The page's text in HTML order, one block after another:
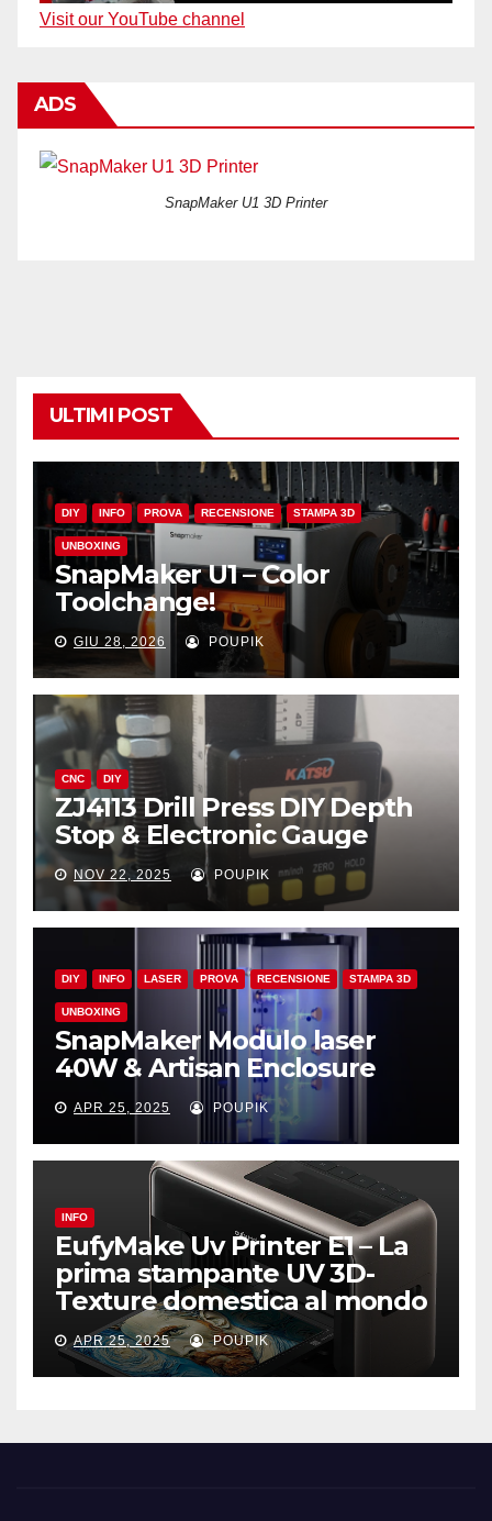
Visit our YouTube channel
ADS
SnapMaker U1 3D Printer
ULTIMI POST
DIY INFO PROVA RECENSIONE STAMPA 3D
UNBOXING
SnapMaker U1 – Color
Toolchange!
GIU 28, 2026 POUPIK
CNC DIY
ZJ4113 Drill Press DIY Depth
Stop & Electronic Gauge
NOV 22, 2025 POUPIK
DIY INFO LASER PROVA RECENSIONE STAMPA 3D
UNBOXING
SnapMaker Modulo laser
40W & Artisan Enclosure
APR 25, 2025 POUPIK
INFO
EufyMake Uv Printer E1 – La
prima stampante UV 3D-
Texture domestica al mondo
APR 25, 2025 POUPIK